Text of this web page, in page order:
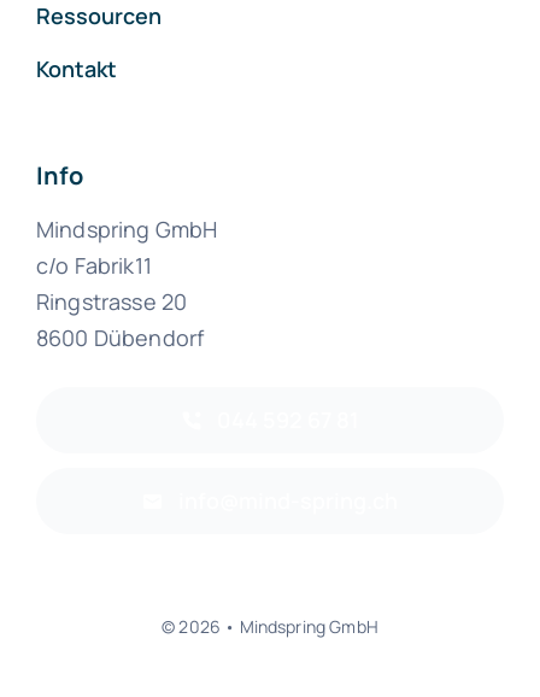
Ressourcen
Kontakt
Info
Mindspring GmbH
c/o Fabrik11
Ringstrasse 20
8600 Dübendorf
© 2026 • Mindspring GmbH